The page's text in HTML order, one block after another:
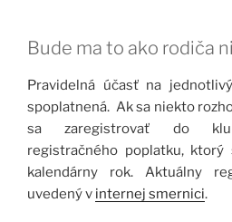
Bude ma to ako rodiča
Pravidelná účasť na
spoplatnená. Ak sa niekto
sa zaregistrovať do
registračného poplatku,
kalendárny rok. Aktuálny
uvedený v internej smernici.